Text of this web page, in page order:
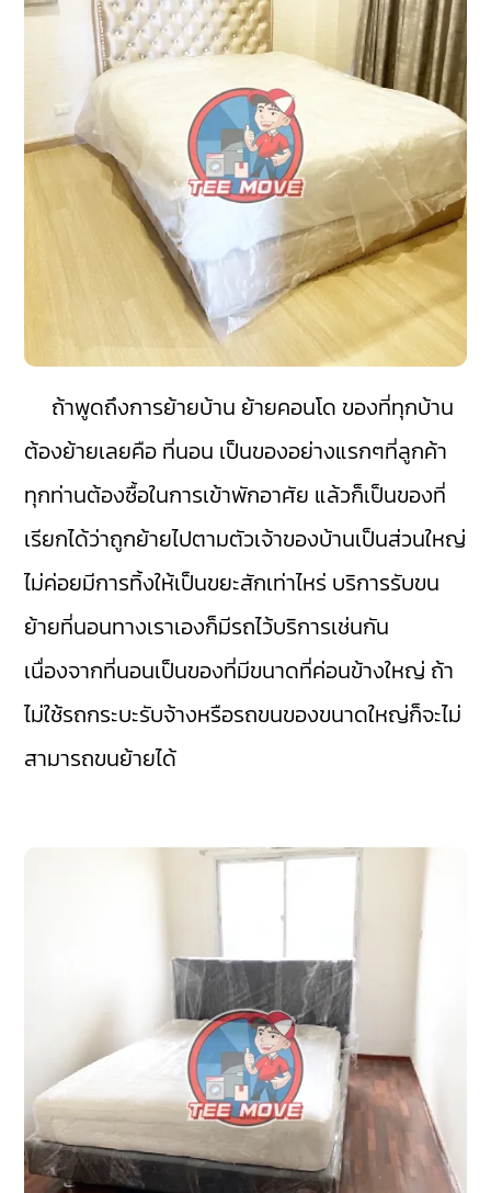
ถ้าพูดถึงการย้ายบ้าน ย้ายคอนโด ของที่ทุกบ้าน
ต้องย้ายเลยคือ ที่นอน เป็นของอย่างแรกๆที่ลูกค้า
ทุกท่านต้องซื้อในการเข้าพักอาศัย แล้วก็เป็นของที่
เรียกได้ว่าถูกย้ายไปตามตัวเจ้าของบ้านเป็นส่วนใหญ่
ไม่ค่อยมีการทิ้งให้เป็นขยะสักเท่าไหร่ บริการรับขน
ย้ายที่นอนทางเราเองก็มีรถไว้บริการเช่นกัน
เนื่องจากที่นอนเป็นของที่มีขนาดที่ค่อนข้างใหญ่ ถ้า
ไม่ใช้รถกระบะรับจ้างหรือรถขนของขนาดใหญ่ก็จะไม่
สามารถขนย้ายได้